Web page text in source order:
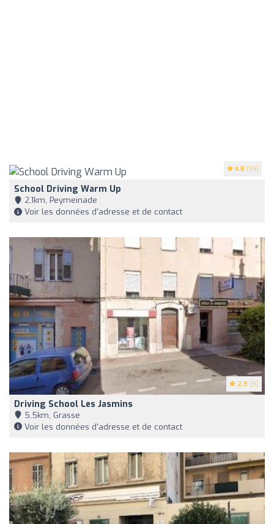
4.8 (34)
School Driving Warm Up
2,1km, Peymeinade
Voir les données d'adresse et de contact
2.9 (9)
Driving School Les Jasmins
5,5km, Grasse
Voir les données d'adresse et de contact